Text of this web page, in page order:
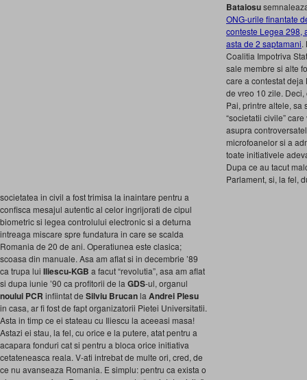
Bataiosu
ONG-urile finantate
conteste Legea 298,
asta de 2 saptamani.
Coalitia Impotriva
sale membre si alte
care a contestat
de vreo 10 zile. Deci,
Pai, printre altele, sa
“societatii civile”
asupra
microfoanelor si a
toate initiativele
Dupa ce au tacut
Parlament, si, la fel,
societatea in civil a fost trimisa la inaintare pentru a
confisca mesajul autentic al celor ingrijorati de cipul
biometric si legea controlului electronic si a deturna
intreaga miscare spre fundatura in care se scalda
Romania de 20 de ani. Operatiunea este clasica;
scoasa din manuale. Asa am aflat si in decembrie ’89
ca trupa lui Iliescu-KGB a facut “revolutia”, asa am aflat
si dupa iunie ’90 ca profitorii de la GDS-ul, organul
noului PCR infiintat de Silviu Brucanla Andrei Plesu
in casa, ar fi fost de fapt organizatorii Pietei Universitatii.
Asta in timp ce ei stateau cu Iliescu la aceeasi masa!
Astazi ei stau, la fel, cu orice e la putere, atat pentru a
acapara fonduri cat si pentru a bloca orice initiativa
cetateneasca reala. V-ati intrebat de multe ori, cred, de
ce nu avanseaza Romania. E simplu: pentru ca exista o